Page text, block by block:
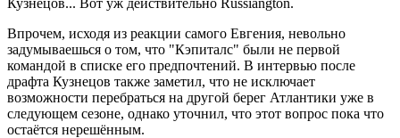
Впрочем, исходя из реакции самого Евгения, невольно
задумываешься о том, что "Кэпиталс" были не первой
командой в списке его предпочтений. В интервью после
драфта Кузнецов также заметил, что не исключает
возможности перебраться на другой берег Атлантики уже в
следующем сезоне, однако уточнил, что этот вопрос пока что
остаётся нерешённым.